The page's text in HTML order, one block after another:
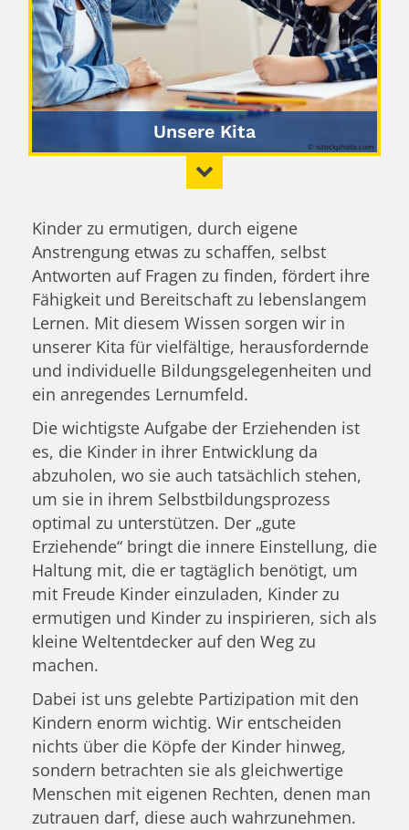
Unsere Kita
© istockphoto.com
Kinder zu ermutigen, durch eigene
Anstrengung etwas zu schaffen, selbst
Antworten auf Fragen zu finden, fördert ihre
Fähigkeit und Bereitschaft zu lebenslangem
Lernen. Mit diesem Wissen sorgen wir in
unserer Kita für vielfältige, herausfordernde
und individuelle Bildungsgelegenheiten und
ein anregendes Lernumfeld.
Die wichtigste Aufgabe der Erziehenden ist
es, die Kinder in ihrer Entwicklung da
abzuholen, wo sie auch tatsächlich stehen,
um sie in ihrem Selbstbildungsprozess
optimal zu unterstützen. Der „gute
Erziehende“ bringt die innere Einstellung, die
Haltung mit, die er tagtäglich benötigt, um
mit Freude Kinder einzuladen, Kinder zu
ermutigen und Kinder zu inspirieren, sich als
kleine Weltentdecker auf den Weg zu
machen.
Dabei ist uns gelebte Partizipation mit den
Kindern enorm wichtig. Wir entscheiden
nichts über die Köpfe der Kinder hinweg,
sondern betrachten sie als gleichwertige
Menschen mit eigenen Rechten, denen man
zutrauen darf, diese auch wahrzunehmen.